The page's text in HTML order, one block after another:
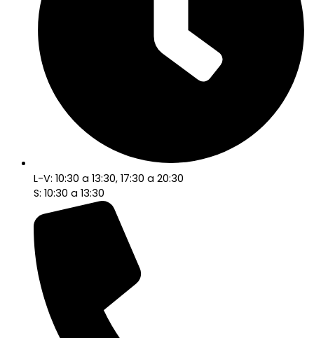
L-V: 10:30 a 13:30, 17:30 a 20:30
S: 10:30 a 13:30